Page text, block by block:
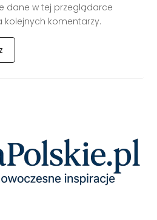
dane w tej przeglądarce
komentarzy.